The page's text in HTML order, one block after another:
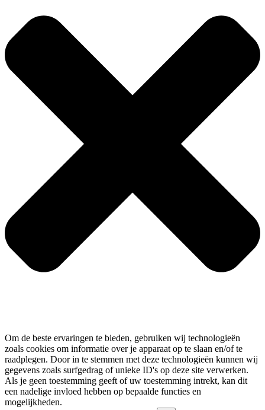
Om de beste ervaringen te bieden, gebruiken wij technologieën
zoals cookies om informatie over je apparaat op te slaan en/of te
raadplegen. Door in te stemmen met deze technologieën kunnen wij
gegevens zoals surfgedrag of unieke ID's op deze site verwerken.
Als je geen toestemming geeft of uw toestemming intrekt, kan dit
een nadelige invloed hebben op bepaalde functies en
mogelijkheden.